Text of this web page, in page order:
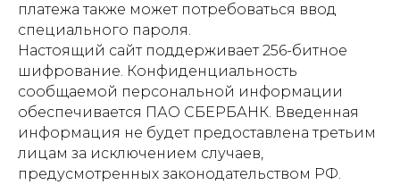
платежа также может потребоваться ввод
специального пароля.
Настоящий сайт поддерживает 256-битное
шифрование. Конфиденциальность
сообщаемой персональной информации
обеспечивается ПАО СБЕРБАНК. Введенная
информация не будет предоставлена третьим
лицам за исключением случаев,
предусмотренных законодательством РФ.